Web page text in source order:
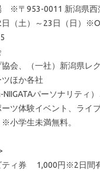
※〒953-0011 新潟県西
（土）～23日（日）
会、（一社）新潟県レ
ほか各社
パーソナリティ
ツ体験イベント、ライ
小学生未満無料。
ティ券 1,000円 ※2日間